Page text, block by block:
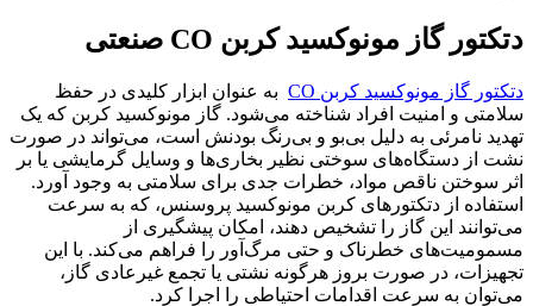
دتکتور گاز مونوکسید کربن CO صنعتی
دتکتور گاز مونوکسید کربن CO
به عنوان ابزار کلیدی در حفظ
سلامتی و امنیت افراد شناخته می‌شود. گاز مونوکسید کربن که یک
تهدید نامرئی به دلیل بی‌بو و بی‌رنگ بودنش است، می‌تواند در صورت
نشت از دستگاه‌های سوختی نظیر بخاری‌ها و وسایل گرمایشی یا بر
اثر سوختن ناقص مواد، خطرات جدی برای سلامتی به وجود آورد.
استفاده از دتکتورهای کربن مونوکسید پروسنس، که به سرعت
می‌توانند این گاز را تشخیص دهند، امکان پیشگیری از
مسمومیت‌های خطرناک و حتی مرگ‌آور را فراهم می‌کند. با این
تجهیزات، در صورت بروز هرگونه نشتی یا تجمع غیرعادی گاز،
می‌توان به سرعت اقدامات احتیاطی را اجرا کرد.